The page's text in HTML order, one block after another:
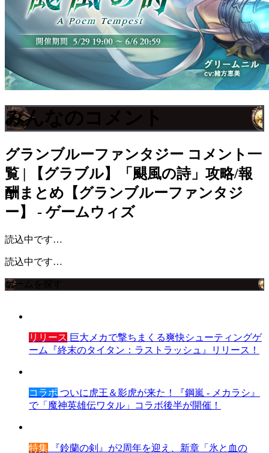
みんなのコメント
グランブルーファンタジー コメント一
覧 | 【グラブル】「颶風の詩」攻略/報
酬まとめ【グランブルーファンタジ
ー】 - ゲームウィズ
読込中です…
読込中です…
ゲームを探す
リリース 巨大メカで撃ちまくる爽快シューティングゲ
ーム『終末のタイタン：ラストラッシュ』リリース！
コラボ ついに虎王＆影虎が来た！『鋼嵐 - メカラシ』
で「魔神英雄伝ワタル」コラボ後半が開催！
特集 『鈴蘭の剣』が2周年を迎え、新章「氷と血の